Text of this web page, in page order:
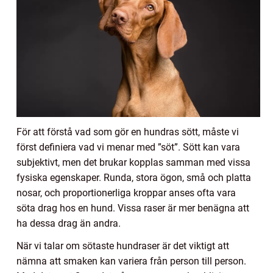
För att förstå vad som gör en hundras sött, måste vi
först definiera vad vi menar med ”söt”. Sött kan vara
subjektivt, men det brukar kopplas samman med vissa
fysiska egenskaper. Runda, stora ögon, små och platta
nosar, och proportionerliga kroppar anses ofta vara
söta drag hos en hund. Vissa raser är mer benägna att
ha dessa drag än andra.
När vi talar om sötaste hundraser är det viktigt att
nämna att smaken kan variera från person till person.